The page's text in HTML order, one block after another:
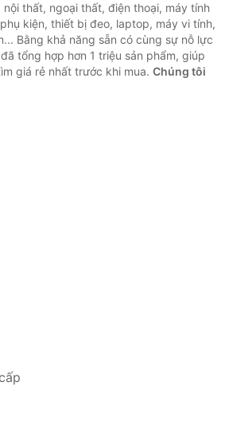
thất, ngoại thất, điện thoại, máy tính
kiện, thiết bị đeo, laptop, máy vi tính,
Bằng khả năng sẵn có cùng sự nỗ lực
tổng hợp hơn 1 triệu sản phẩm, giúp
giá rẻ nhất trước khi mua. Chúng tôi